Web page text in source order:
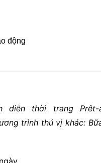
thời trang Prêt-
trình thú vị khác: